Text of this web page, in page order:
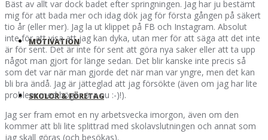
MOTIVATION
SKOLOR & FÖRETAG
Bäst av allt var dock badet efter springningen. Jag har ju bestämt
mig för att bada mer och idag dök jag för första gången på säkert
tio år (eller mer). Jag la ut klippet på FB och Instagram. Absolut
inte för att visa att jag kan dyka, utan mer för att säga att det inte
är för sent. Det är inte för sent att göra nya saker eller att ta upp
något man gjort för länge sedan. Det blir kanske inte precis så
som det var när man gjorde det när man var yngre, men det kan
bli bra ändå. Jag är jätteglad att jag försökte (även om jag har lite
problem med höger öra nu :-)!).
Jag ser fram emot en ny arbetsvecka imorgon, även om den
kommer att bli lite splittrad med skolavslutningen och annat som
jag skall göras (och besökas).